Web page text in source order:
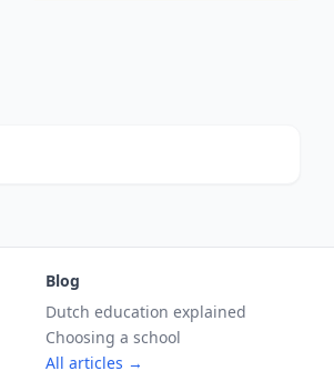
Blog
Dutch education explained
Choosing a school
All articles →